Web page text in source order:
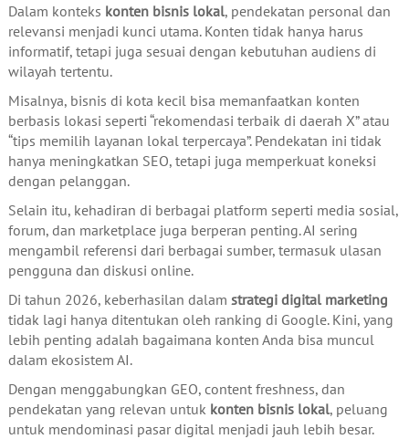
Dalam konteks konten bisnis lokal, pendekatan personal dan
relevansi menjadi kunci utama. Konten tidak hanya harus
informatif, tetapi juga sesuai dengan kebutuhan audiens di
wilayah tertentu.
Misalnya, bisnis di kota kecil bisa memanfaatkan konten
berbasis lokasi seperti “rekomendasi terbaik di daerah X” atau
“tips memilih layanan lokal terpercaya”. Pendekatan ini tidak
hanya meningkatkan SEO, tetapi juga memperkuat koneksi
dengan pelanggan.
Selain itu, kehadiran di berbagai platform seperti media sosial,
forum, dan marketplace juga berperan penting. AI sering
mengambil referensi dari berbagai sumber, termasuk ulasan
pengguna dan diskusi online.
Di tahun 2026, keberhasilan dalam strategi digital marketing
tidak lagi hanya ditentukan oleh ranking di Google. Kini, yang
lebih penting adalah bagaimana konten Anda bisa muncul
dalam ekosistem AI.
Dengan menggabungkan GEO, content freshness, dan
pendekatan yang relevan untuk konten bisnis lokal, peluang
untuk mendominasi pasar digital menjadi jauh lebih besar.